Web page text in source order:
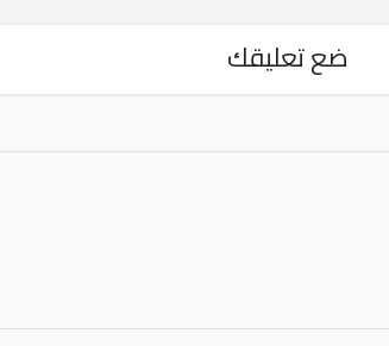
ضع تعليقك